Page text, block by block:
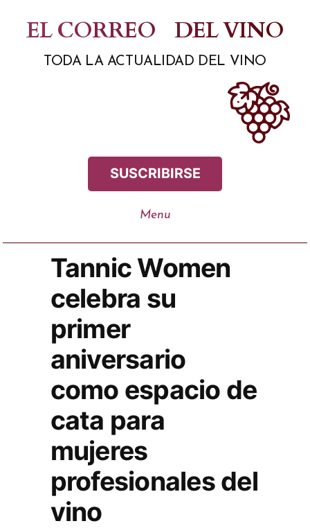
contenido
EL CORREO DEL VINO
TODA LA ACTUALIDAD DEL VINO
SUSCRIBIRSE
Tannic Women
celebra su
primer
aniversario
como espacio de
cata para
mujeres
profesionales del
vino